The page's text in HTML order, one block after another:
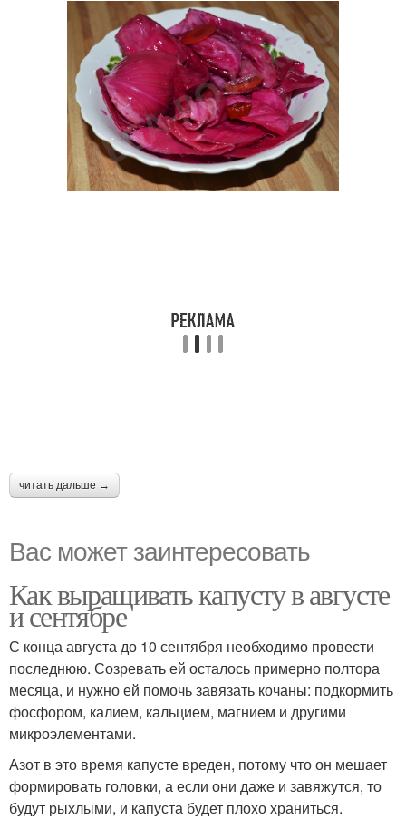
читать дальше →
Вас может заинтересовать
Как выращивать капусту в августе
и сентябре
С конца августа до 10 сентября необходимо провести
последнюю. Созревать ей осталось примерно полтора
месяца, и нужно ей помочь завязать кочаны: подкормить
фосфором, калием, кальцием, магнием и другими
микроэлементами.
Азот в это время капусте вреден, потому что он мешает
формировать головки, а если они даже и завяжутся, то
будут рыхлыми, и капуста будет плохо храниться.